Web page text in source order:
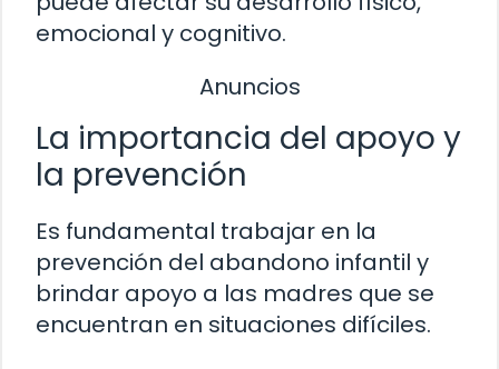
emocional y cognitivo.
Anuncios
La importancia del apoyo y
la prevención
Es fundamental trabajar en la
prevención del abandono infantil y
brindar apoyo a las madres que se
encuentran en situaciones difíciles.